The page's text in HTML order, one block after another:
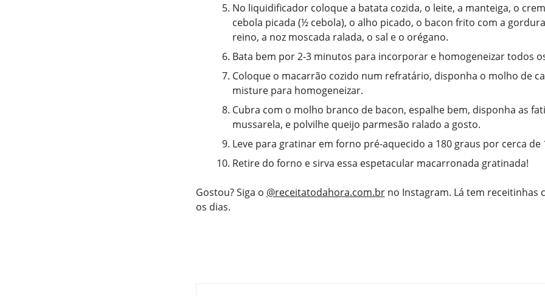
No liquidificador coloque a batata cozida, o leite, a manteiga, o
cebola picada (½ cebola), o alho picado, o bacon frito com a
reino, a noz moscada ralada, o sal e o orégano.
Bata bem por 2-3 minutos para incorporar e homogeneizar todos
Coloque o macarrão cozido num refratário, disponha o molho de
misture para homogeneizar.
Cubra com o molho branco de bacon, espalhe bem, disponha as
mussarela, e polvilhe queijo parmesão ralado a gosto.
Leve para gratinar em forno pré-aquecido a 180 graus por cerca
Retire do forno e sirva essa espetacular macarronada gratinada!
Gostou? Siga o @receitatodahora.com.brno Instagram. Lá tem receitinhas
os dias.